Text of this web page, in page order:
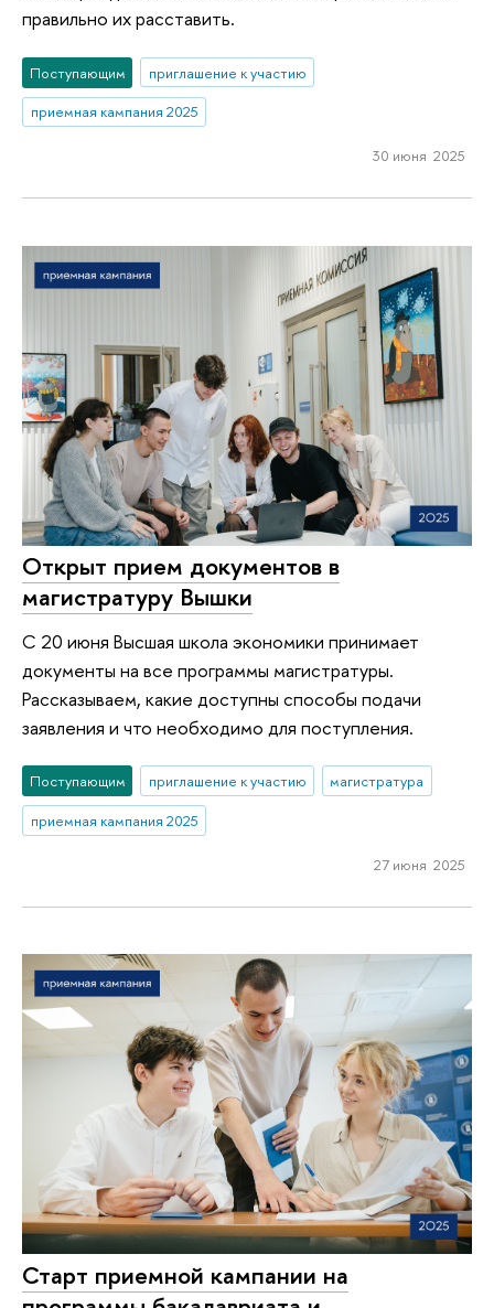
правильно их расставить.
Поступающим
приглашение к участию
приемная кампания 2025
30 июня 2025
Открыт прием документов в
магистратуру Вышки
С 20 июня Высшая школа экономики принимает
документы на все программы магистратуры.
Рассказываем, какие доступны способы подачи
заявления и что необходимо для поступления.
Поступающим приглашение к участию
магистратура
приемная кампания 2025
27 июня 2025
Старт приемной кампании на